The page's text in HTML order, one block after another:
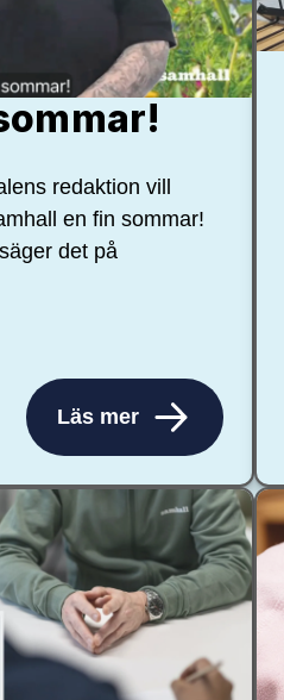
redaktion vill
en fin sommar!
det på
Läs mer